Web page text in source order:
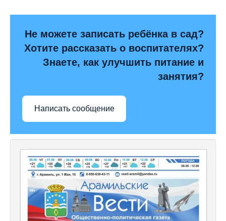
Не можете записать ребёнка в сад?
Хотите рассказать о воспитателях?
Знаете, как улучшить питание и
занятия?
Написать сообщение